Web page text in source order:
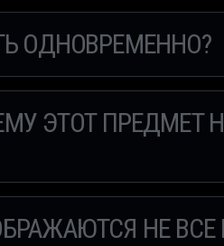
ОДНОВРЕМЕННО?
ЭТОТ ПРЕДМЕТ
НЕ